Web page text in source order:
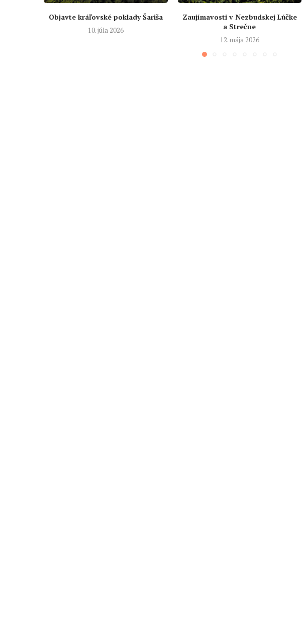
Objavte kráľovské poklady Šariša
10. júla 2026
Zaujímavosti v Nezbudskej Lúčke
a Strečne
12. mája 2026